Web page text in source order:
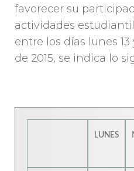
favorecer su
actividades
entre los días lunes 13
de 2015, se indica lo
LUNES